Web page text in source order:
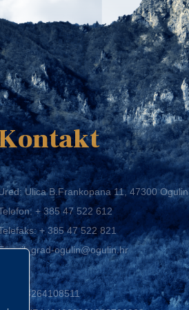
Ulica B.Frankopana 11, 47300 Ogulin
+ 385 47 522 612
+ 385 47 522 821
mail:grad-ogulin@ogulin.hr
OIB: 58264108511
IBAN: HR1424020061829700009